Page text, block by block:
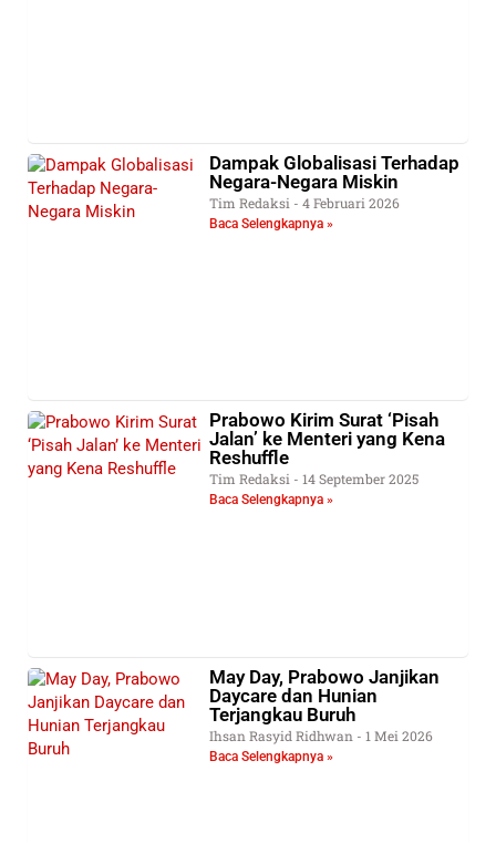
Dampak Globalisasi Terhadap
Negara-Negara Miskin
Tim Redaksi 4 Februari 2026
Baca Selengkapnya »
Prabowo Kirim Surat ‘Pisah
Jalan’ ke Menteri yang Kena
Reshuffle
Tim Redaksi 14 September 2025
Baca Selengkapnya »
May Day, Prabowo Janjikan
Daycare dan Hunian
Terjangkau Buruh
Ihsan Rasyid Ridhwan 1 Mei 2026
Baca Selengkapnya »